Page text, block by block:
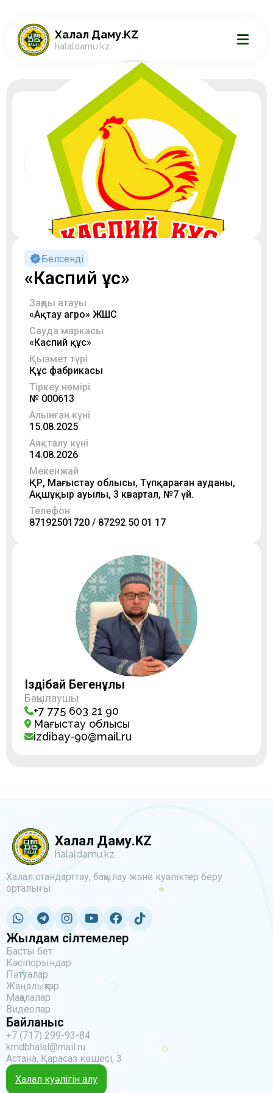
Халал Даму.KZ
halaldamu.kz
Белсенді
«Каспий құс»
Заңды атауы
«Ақтау агро» ЖШС
Сауда маркасы
«Каспий құс»
Қызмет түрі
Құс фабрикасы
Тіркеу нөмірі
№ 000613
Алынған күні
15.08.2025
Аяқталу күні
14.08.2026
Мекенжай
ҚР, Маңғыстау облысы, Түпқараған ауданы,
Ақшұқыр ауылы, 3 квартал, №7 үй.
Телефон
87192501720 / 87292 50 01 17
Іздібай Бегенұлы
Бақылаушы
+7 775 603 21 90
Маңғыстау облысы
izdibay-90@mail.ru
Халал Даму.KZ
halaldamu.kz
Халал стандарттау, бақылау және куәліктер беру
орталығы
Жылдам сілтемелер
Басты бет
Кәсіпорындар
Пәтуалар
Жаңалықтар
Мақалалар
Видеолар
Байланыс
+7 (717) 299-93-84
kmdbhalal@mail.ru
Астана, Қарасаз көшесі, 3
Халал куәлігін алу